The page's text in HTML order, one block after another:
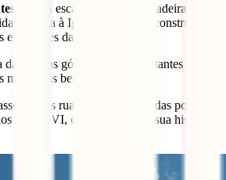
– Uma escada coberta de madeira com
baixa à Igreja da Colina, construída
estudantes das intempéries.
das igrejas góticas mais importantes da
medievais bem preservados.
pelas ruas de pedra ladeadas por
XIV-XVI, cada uma com a sua história